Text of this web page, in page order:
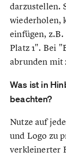
darzustellen.
wiederholen,
einfügen,
Platz 1". Bei
abrunden mit
Was ist in
beachten?
Nutze auf
und Logo zu
verkleinerter